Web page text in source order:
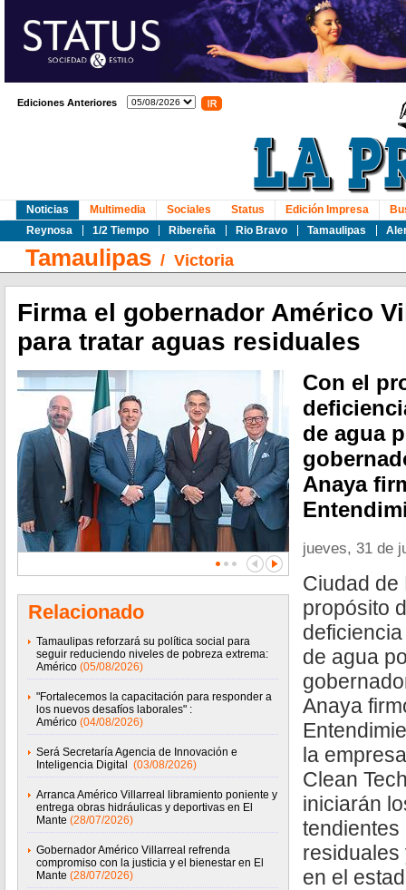
Ediciones Anteriores
Noticias
Reynosa
1/2 Tiempo Ribereña Rio Bravo Tamaulipas
Multimedia Sociales Status Edición Impresa
Tamaulipas / Victoria
Firma el gobernador Américo
para tratar aguas residuales
Relacionado
Tamaulipas reforzará su política social para
seguir reduciendo niveles de pobreza extrema:
Américo (05/08/2026)
"Fortalecemos la capacitación para responder a
los nuevos desafíos laborales" :
Américo (04/08/2026)
Será Secretaría Agencia de Innovación e
Inteligencia Digital
(03/08/2026)
Arranca Américo Villarreal libramiento poniente y
entrega obras hidráulicas y deportivas en El
Mante (28/07/2026)
Gobernador Américo Villarreal refrenda
compromiso con la justicia y el bienestar en El
Mante (28/07/2026)
Con el
de agua
Anaya
jueves, 31 de
Ciudad de
propósito
de agua
Anaya
la
Clean
iniciarán
tendientes
en el